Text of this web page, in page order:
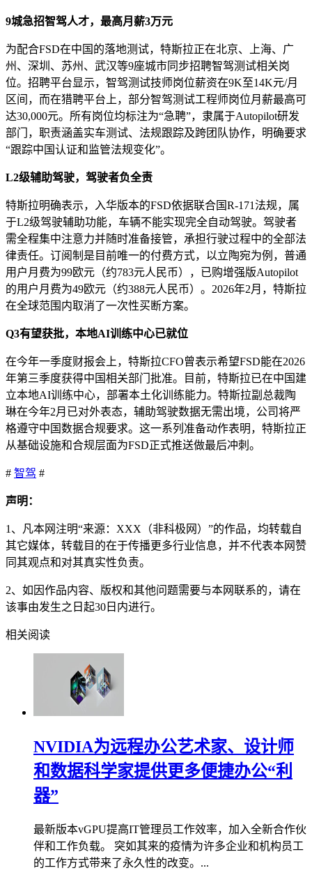
9城急招智驾人才，最高月薪3万元
为配合FSD在中国的落地测试，特斯拉正在北京、上海、广
州、深圳、苏州、武汉等9座城市同步招聘智驾测试相关岗
位。招聘平台显示，智驾测试技师岗位薪资在9K至14K元/月
区间，而在猎聘平台上，部分智驾测试工程师岗位月薪最高可
达30,000元。所有岗位均标注为“急聘”，隶属于Autopilot研发
部门，职责涵盖实车测试、法规跟踪及跨团队协作，明确要求
“跟踪中国认证和监管法规变化”。
L2级辅助驾驶，驾驶者负全责
特斯拉明确表示，入华版本的FSD依据联合国R-171法规，属
于L2级驾驶辅助功能，车辆不能实现完全自动驾驶。驾驶者
需全程集中注意力并随时准备接管，承担行驶过程中的全部法
律责任。订阅制是目前唯一的付费方式，以立陶宛为例，普通
用户月费为99欧元（约783元人民币），已购增强版Autopilot
的用户月费为49欧元（约388元人民币）。2026年2月，特斯拉
在全球范围内取消了一次性买断方案。
Q3有望获批，本地AI训练中心已就位
在今年一季度财报会上，特斯拉CFO曾表示希望FSD能在2026
年第三季度获得中国相关部门批准。目前，特斯拉已在中国建
立本地AI训练中心，部署本土化训练能力。特斯拉副总裁陶
琳在今年2月已对外表态，辅助驾驶数据无需出境，公司将严
格遵守中国数据合规要求。这一系列准备动作表明，特斯拉正
从基础设施和合规层面为FSD正式推送做最后冲刺。
# 智驾 #
声明：
1、凡本网注明“来源：XXX（非科极网）”的作品，均转载自
其它媒体，转载目的在于传播更多行业信息，并不代表本网赞
同其观点和对其真实性负责。
2、如因作品内容、版权和其他问题需要与本网联系的，请在
该事由发生之日起30日内进行。
相关阅读
NVIDIA为远程办公艺术家、设计师
和数据科学家提供更多便捷办公“利
器”
最新版本vGPU提高IT管理员工作效率，加入全新合作伙
伴和工作负载。 突如其来的疫情为许多企业和机构员工
的工作方式带来了永久性的改变。...